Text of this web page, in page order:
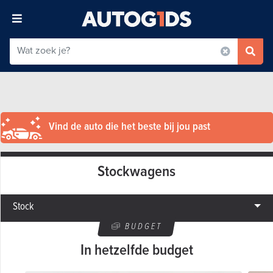
Vind de auto die het beste bij jou past
Stockwagens
Stock
BUDGET
In hetzelfde budget